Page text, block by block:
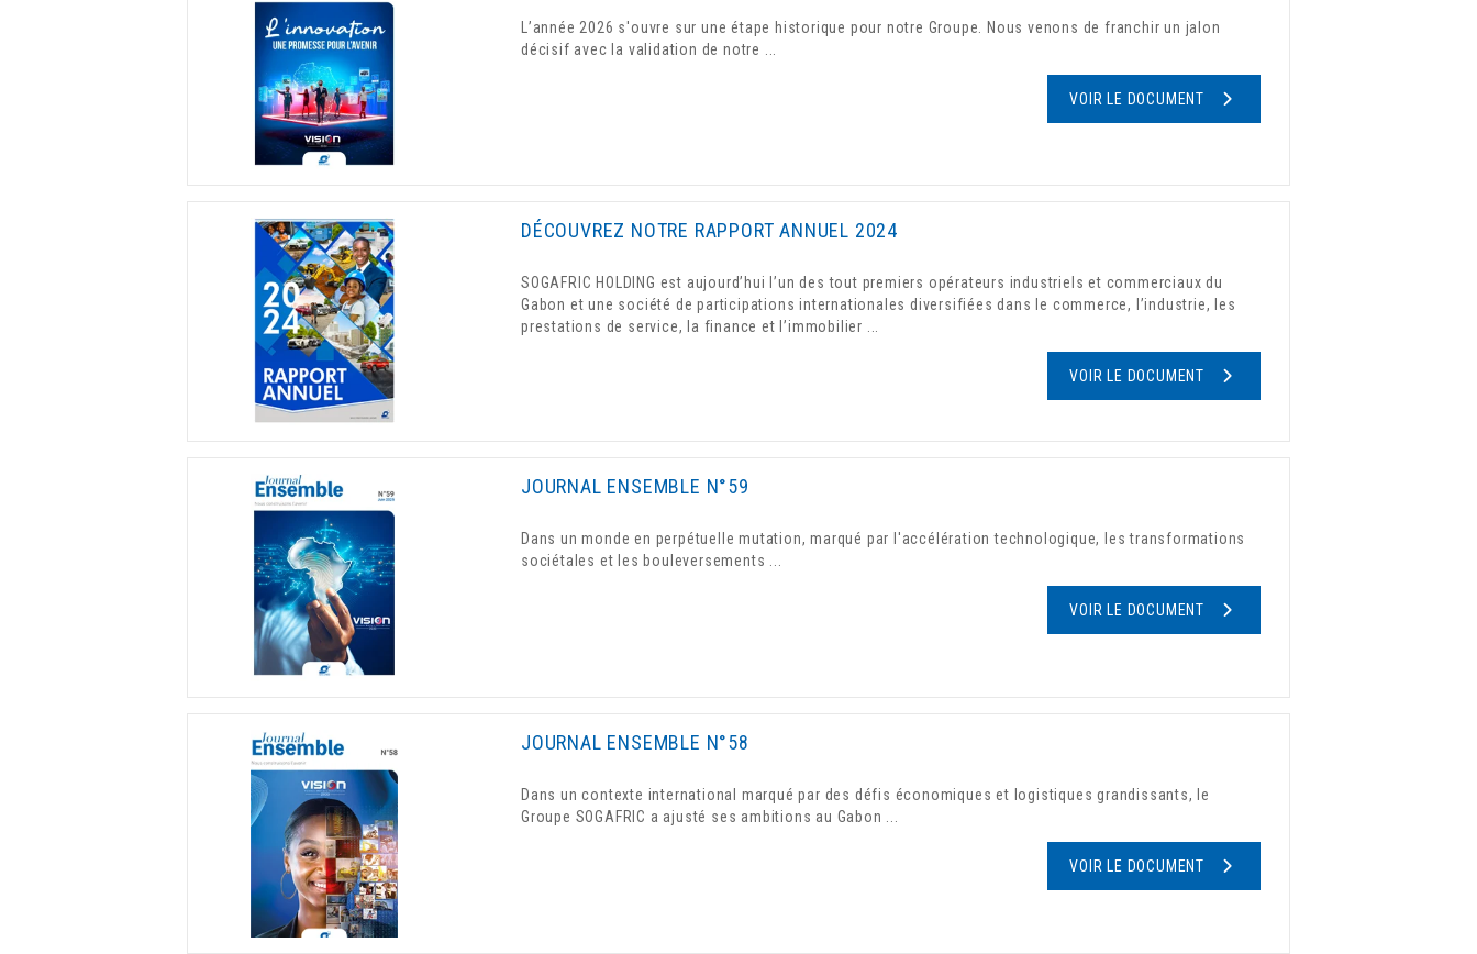
L’année 2026 s'ouvre sur une étape historique pour notre Groupe. Nous venons de franchir un jalon
décisif avec la validation de notre ...
VOIR LE DOCUMENT
DÉCOUVREZ NOTRE RAPPORT ANNUEL 2024
SOGAFRIC HOLDING est aujourd’hui l’un des tout premiers opérateurs industriels et commerciaux du
Gabon et une société de participations internationales diversifiées dans le commerce, l’industrie, les
prestations de service, la finance et l’immobilier ...
VOIR LE DOCUMENT
JOURNAL ENSEMBLE N°59
Dans un monde en perpétuelle mutation, marqué par l'accélération technologique, les transformations
sociétales et les bouleversements ...
VOIR LE DOCUMENT
JOURNAL ENSEMBLE N°58
Dans un contexte international marqué par des défis économiques et logistiques grandissants, le
Groupe SOGAFRIC a ajusté ses ambitions au Gabon ...
VOIR LE DOCUMENT